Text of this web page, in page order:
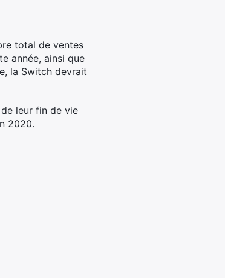
total de ventes
année, ainsi que
la Switch devrait
leur fin de vie
2020.